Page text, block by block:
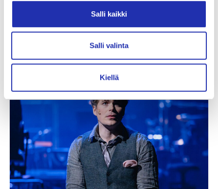
Salli kaikki
Salli valinta
Kiellä